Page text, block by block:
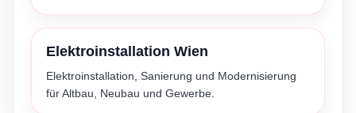
Elektroinstallation Wien
Elektroinstallation, Sanierung und Modernisierung
für Altbau, Neubau und Gewerbe.